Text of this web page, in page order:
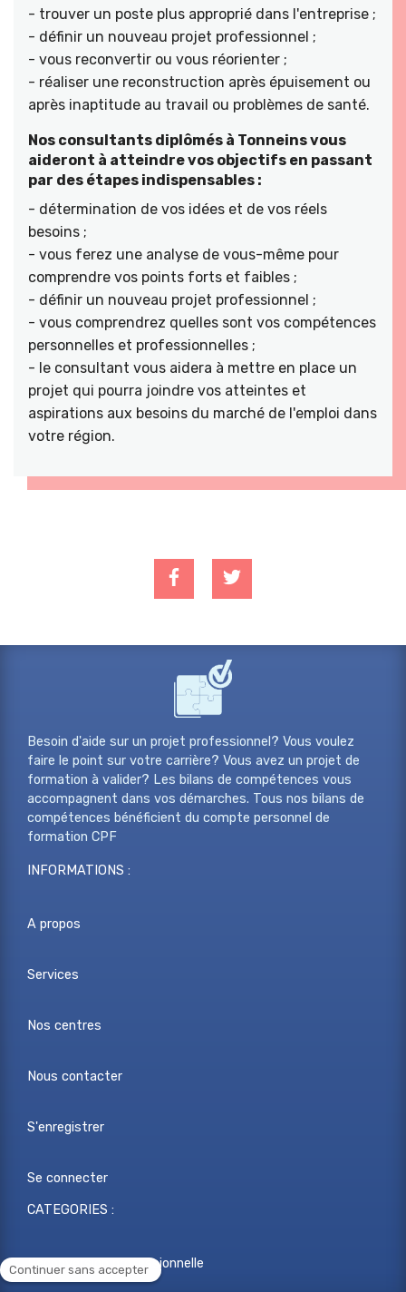
- trouver un poste plus approprié dans l'entreprise ;
- définir un nouveau projet professionnel ;
- vous reconvertir ou vous réorienter ;
- réaliser une reconstruction après épuisement ou
après inaptitude au travail ou problèmes de santé.
Nos consultants diplômés à Tonneins vous
aideront à atteindre vos objectifs en passant
par des étapes indispensables :
- détermination de vos idées et de vos réels
besoins ;
- vous ferez une analyse de vous-même pour
comprendre vos points forts et faibles ;
- définir un nouveau projet professionnel ;
- vous comprendrez quelles sont vos compétences
personnelles et professionnelles ;
- le consultant vous aidera à mettre en place un
projet qui pourra joindre vos atteintes et
aspirations aux besoins du marché de l'emploi dans
votre région.
Besoin d'aide sur un projet professionnel? Vous voulez
faire le point sur votre carrière? Vous avez un projet de
formation à valider? Les bilans de compétences vous
accompagnent dans vos démarches. Tous nos bilans de
compétences bénéficient du compte personnel de
formation CPF
INFORMATIONS :
A propos
Services
Nos centres
Nous contacter
S'enregistrer
Se connecter
CATEGORIES :
Reconversion professionnelle